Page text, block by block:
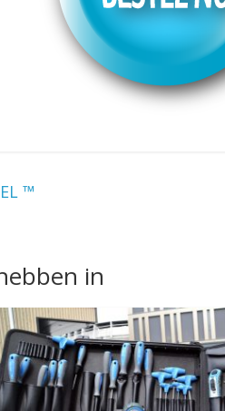
™
in